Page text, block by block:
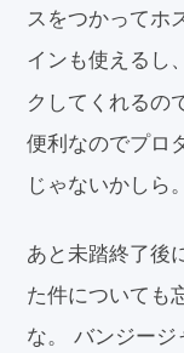
スをつかってホ
インも使えるし、
クしてくれるの
便利なのでプロ
じゃないかしら。
あと未踏終了後
た件についても
な。 バンジー